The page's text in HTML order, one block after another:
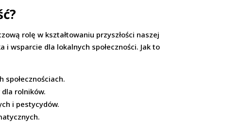
rolę w kształtowaniu przyszłości naszej
wsparcie dla lokalnych społeczności. Jak to
społecznościach.
rolników.
i pestycydów.